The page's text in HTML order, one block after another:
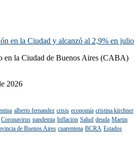
en la Ciudad y alcanzó al 2,9% en julio
en la Ciudad de Buenos Aires (CABA)
2026
alberto fernandez crisis economía cristina kirchner
Coronavirus pandemia Inflación Salud deuda Martin
de Buenos Aires cuarentena BCRA Estados